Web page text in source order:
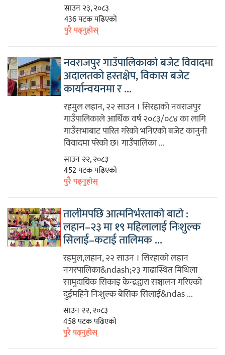
साउन २३, २०८३
436 पटक पढिएको
पुरै पढ्नुहोस्
नवराजपुर गाउँपालिकाको बजेट विवादमा
अदालतको हस्तक्षेप, विकास बजेट
कार्यान्वयनमा र ...
रहमुल लहान, २२ साउन । सिरहाको नवराजपुर
गाउँपालिकाले आर्थिक वर्ष २०८३/०८४ का लागि
गाउँसभाबाट पारित गरेको भनिएको बजेट कानुनी
विवादमा परेको छ। गाउँपालिका ...
साउन २२, २०८३
452 पटक पढिएको
पुरै पढ्नुहोस्
तालीमपछि आत्मनिर्भरताको बाटो :
लहान–२३ मा १९ महिलालाई निःशुल्क
सिलाई–कटाई तालिमक ...
रहमुल,लहान, २२ साउन । सिरहाको लहान
नगरपालिका&ndash;२३ गाढास्थित मिथिला
सामुदायिक सिकाइ केन्द्रद्वारा सञ्चालन गरिएको
दुईमहिने निःशुल्क बेसिक सिलाई&ndas ...
साउन २२, २०८३
458 पटक पढिएको
पुरै पढ्नुहोस्